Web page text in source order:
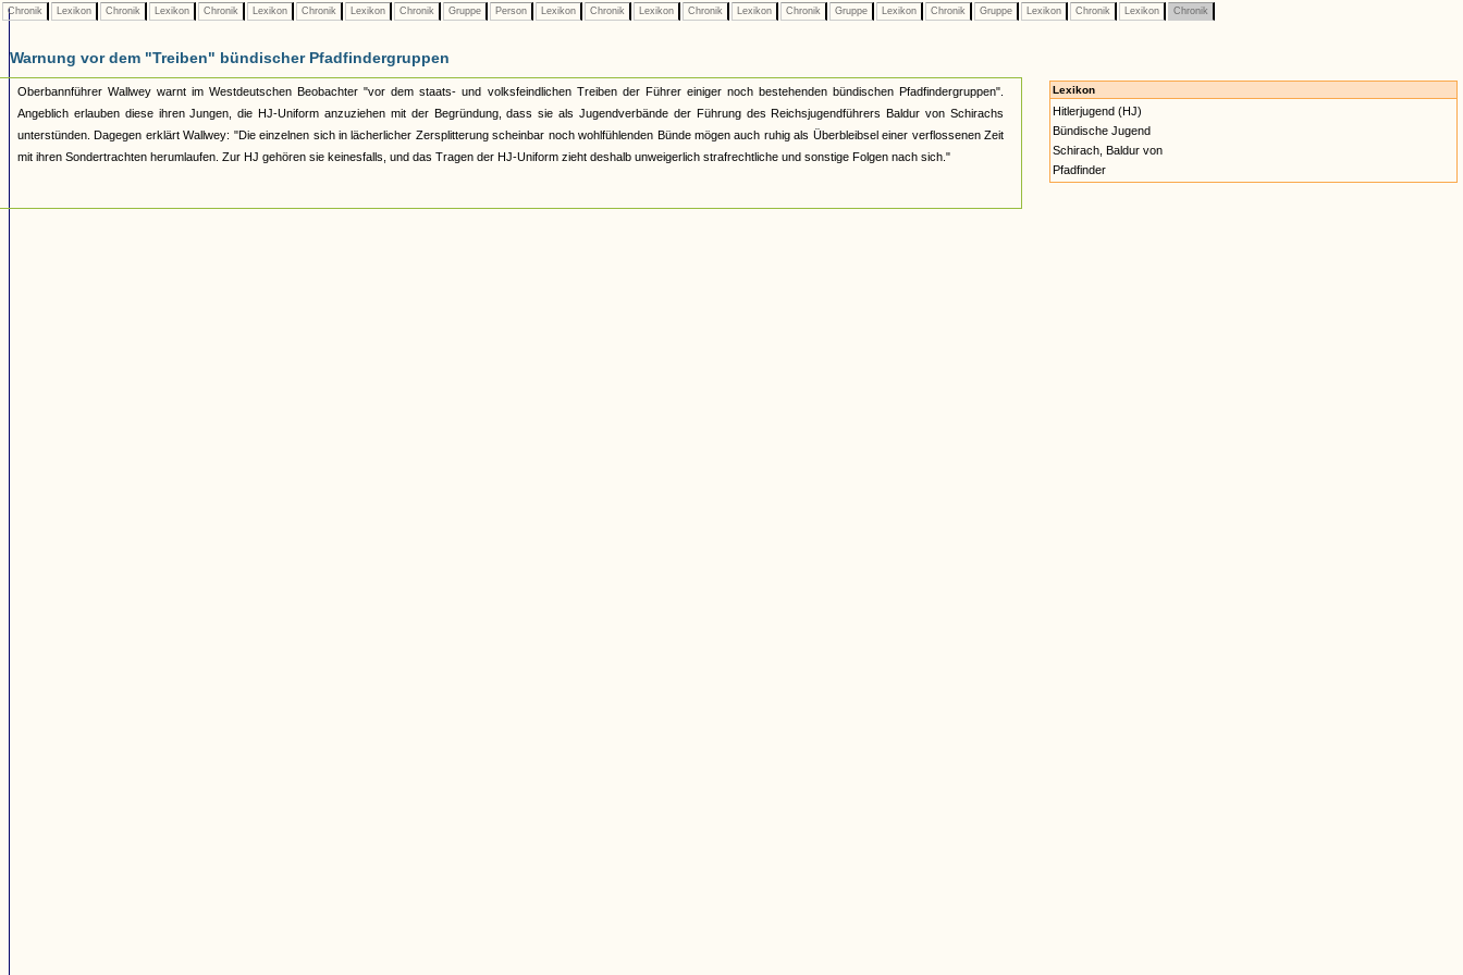
Chronik Lexikon Chronik Lexikon Chronik Lexikon Chronik Lexikon Chronik Gruppe Person Lexikon Chronik Lexikon Chronik Lexikon Chronik Gruppe Lexikon Chronik Gruppe Lexikon Chronik Lexikon Chronik
Warnung vor dem "Treiben" bündischer Pfadfindergruppen
Oberbannführer Wallwey warnt im Westdeutschen Beobachter "vor dem staats- und volksfeindlichen Treiben der Führer einiger noch bestehenden bündischen Pfadfindergruppen".
Angeblich erlauben diese ihren Jungen, die HJ-Uniform anzuziehen mit der Begründung, dass sie als Jugendverbände der Führung des Reichsjugendführers Baldur von Schirachs
unterstünden. Dagegen erklärt Wallwey: "Die einzelnen sich in lächerlicher Zersplitterung scheinbar noch wohlfühlenden Bünde mögen auch ruhig als Überbleibsel einer verflossenen Zeit
mit ihren Sondertrachten herumlaufen. Zur HJ gehören sie keinesfalls, und das Tragen der HJ-Uniform zieht deshalb unweigerlich strafrechtliche und sonstige Folgen nach sich."
Lexikon
Hitlerjugend (HJ)
Bündische Jugend
Schirach, Baldur von
Pfadfinder